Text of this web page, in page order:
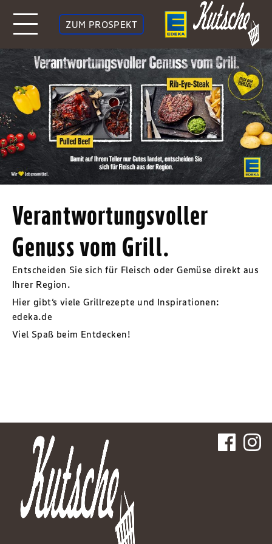
ZUM PROSPEKT
Verantwortungsvoller
Genuss vom Grill.
Entscheiden Sie sich für Fleisch oder Gemüse direkt aus
Ihrer Region.
Hier gibt‘s viele Grillrezepte und Inspirationen:
edeka.de
Viel Spaß beim Entdecken!